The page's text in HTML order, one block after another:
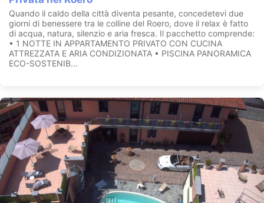
Quando il caldo della città diventa pesante, concedetevi due
giorni di benessere tra le colline del Roero, dove il relax è fatto
di acqua, natura, silenzio e aria fresca. Il pacchetto comprende:
• 1 NOTTE IN APPARTAMENTO PRIVATO CON CUCINA
ATTREZZATA E ARIA CONDIZIONATA • PISCINA PANORAMICA
ECO-SOSTENIB...